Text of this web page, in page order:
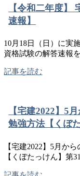
【令和二年度】
速報】
10月18日（日）に実
資格試験の解答速報
記事を読む
【宅建2022】5
勉強方法【くぼ
【宅建2022】5月か
【くぼたっけん】第